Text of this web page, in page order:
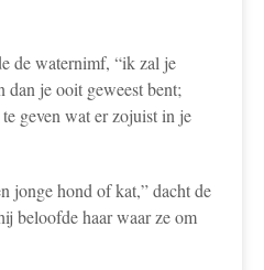
de waternimf, “ik zal je
je ooit geweest bent;
geven wat er zojuist in je
jonge hond of kat,” dacht de
beloofde haar waar ze om